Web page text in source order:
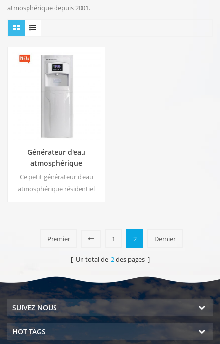
atmosphérique depuis 2001.
Générateur d'eau
atmosphérique
résidentiel HE-88C
Ce petit générateur d'eau
atmosphérique résidentiel
LCD. Capacité de stockage : 16
Premier 1 2 Dernier
[ Un total de 2des pages ]
SUIVEZ NOUS
HOT TAGS